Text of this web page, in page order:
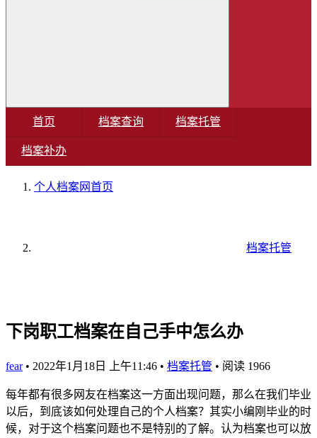
首页 档案查询 档案托管
档案补办
个人档案网首页
档案托管
下岗职工档案在自己手中怎么办
fear • 2022年1月18日 上午11:46 • 档案托管 • 阅读 1966
每年都有很多网友在档案这一方面出现问题，那么在我们毕业
以后，到底该如何处理自己的个人档案？其实小编刚毕业的时
候，对于这个档案问题也不是特别的了解。认为档案也可以放